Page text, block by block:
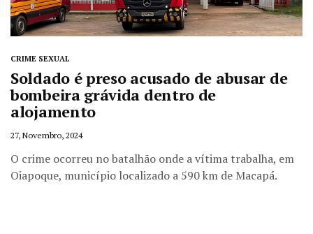
CRIME SEXUAL
Soldado é preso acusado de abusar de
bombeira grávida dentro de
alojamento
27, Novembro, 2024
O crime ocorreu no batalhão onde a vítima trabalha, em
Oiapoque, município localizado a 590 km de Macapá.